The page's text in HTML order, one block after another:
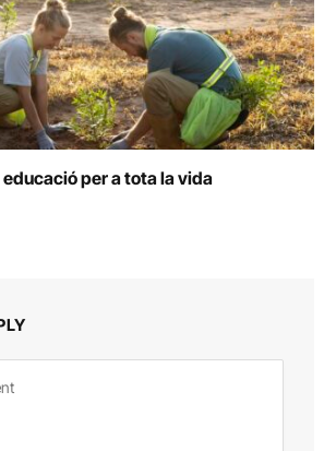
educació per a tota la vida